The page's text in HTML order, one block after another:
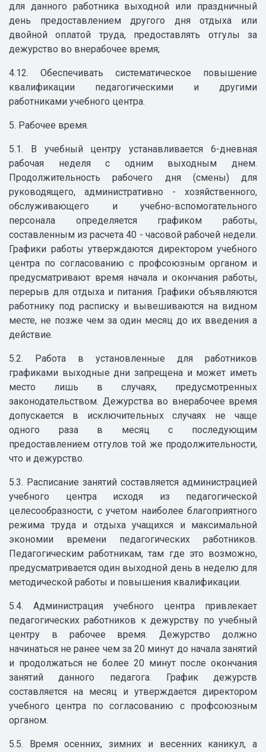
для данного работника выходной или праздничный
день предоставлением другого дня отдыха или
двойной оплатой труда, предоставлять отгулы за
дежурство во внерабочее время;
4.12. Обеспечивать систематическое повышение
квалификации педагогическими и другими
работниками учебного центра.
5. Рабочее время.
5.1. В учебный центру устанавливается 6-дневная
рабочая неделя с одним выходным днем.
Продолжительность рабочего дня (смены) для
руководящего, административно - хозяйственного,
обслуживающего и учебно-вспомогательного
персонала определяется графиком работы,
составленным из расчета 40 - часовой рабочей недели.
Графики работы утверждаются директором учебного
центра по согласованию с профсоюзным органом и
предусматривают время начала и окончания работы,
перерыв для отдыха и питания. Графики объявляются
работнику под расписку и вывешиваются на видном
месте, не позже чем за один месяц до их введения а
действие.
5.2. Работа в установленные для работников
графиками выходные дни запрещена и может иметь
место лишь в случаях, предусмотренных
законодательством. Дежурства во внерабочее время
допускается в исключительных случаях не чаще
одного раза в месяц с последующим
предоставлением отгулов той же продолжительности,
что и дежурство.
5.3. Расписание занятий составляется администрацией
учебного центра исходя из педагогической
целесообразности, с учетом наиболее благоприятного
режима труда и отдыха учащихся и максимальной
экономии времени педагогических работников.
Педагогическим работникам, там где это возможно,
предусматривается один выходной день в неделю для
методической работы и повышения квалификации.
5.4. Администрация учебного центра привлекает
педагогических работников к дежурству по учебный
центру в рабочее время. Дежурство должно
начинаться не ранее чем за 20 минут до начала занятий
и продолжаться не более 20 минут после окончания
занятий данного педагога. График дежурств
составляется на месяц и утверждается директором
учебного центра по согласованию с профсоюзным
органом.
5.5. Время осенних, зимних и весенних каникул, а